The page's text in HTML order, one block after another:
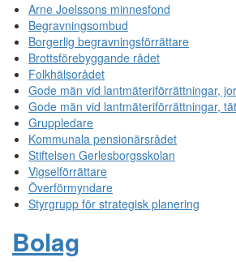
Arne Joelssons minnesfond
Begravningsombud
Borgerlig begravningsförrättare
Brottsförebyggande rådet
Folkhälsorådet
Gode män vid lantmäteriförrättningar,
Gode män vid lantmäteriförrättningar,
Gruppledare
Kommunala pensionärsrådet
Stiftelsen Gerlesborgsskolan
Vigselförrättare
Överförmyndare
Styrgrupp för strategisk planering
Bolag